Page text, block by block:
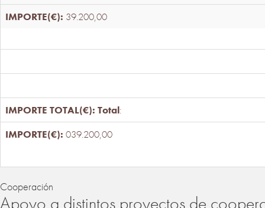
39.200,00
Total:
039.200,00
Cooperación
Apoyo a distintos proyectos de